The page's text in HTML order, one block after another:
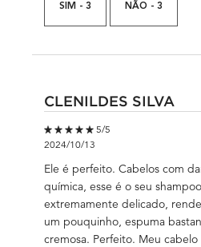
SIM - 3 NÃO - 3
CLENILDES SILVA
5 out of 5 stars.
5/5
2024/10/13
Ele é perfeito. Cabelos com
química, esse é o seu
extremamente delicado,
um pouquinho, espuma
cremosa. Perfeito. Meu